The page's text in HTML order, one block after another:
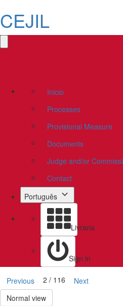
CEJIL
Inicio
Processes
Provisional Measure
Documents
Judge and/or
Contact
Português
Livraria
Sign in
Previous 2 / 116
Next
Normal view